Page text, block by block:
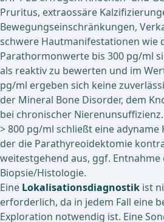
Pruritus, extraossäre
Bewegungseinschränkungen,
schwere Hautmanifestationen wie
Parathormonwerte bis 300 pg/ml
als reaktiv zu bewerten und im
pg/ml ergeben sich keine
der Mineral Bone Disorder, dem
bei chronischer
> 800 pg/ml schließt eine
der die Parathyreoidektomie
weitestgehend aus, ggf. Entnahme
Biopsie/Histologie.
Eine Lokalisationsdiagnostik ist
erforderlich, da in jedem Fall eine
Exploration notwendig ist. Eine